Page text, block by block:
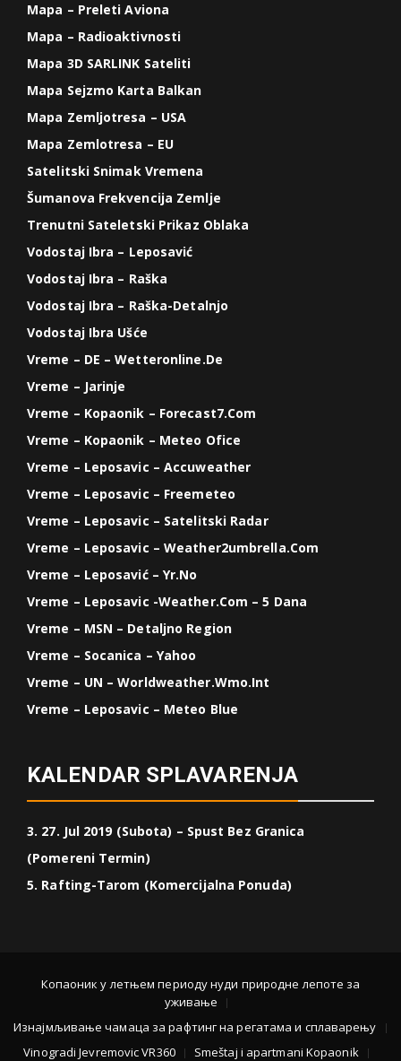
Mapa – Preleti Aviona
Mapa – Radioaktivnosti
Mapa 3D SARLINK Sateliti
Mapa Sejzmo Karta Balkan
Mapa Zemljotresa – USA
Mapa Zemlotresa – EU
Satelitski Snimak Vremena
Šumanova Frekvencija Zemlje
Trenutni Sateletski Prikaz Oblaka
Vodostaj Ibra – Leposavić
Vodostaj Ibra – Raška
Vodostaj Ibra – Raška-Detalnjo
Vodostaj Ibra Ušće
Vreme – DE – Wetteronline.de
Vreme – Jarinje
Vreme – Kopaonik – Forecast7.com
Vreme – Kopaonik – Meteo Ofice
Vreme – Leposavic – Accuweather
Vreme – Leposavic – Freemeteo
Vreme – Leposavic – Satelitski Radar
Vreme – Leposavic – Weather2umbrella.com
Vreme – Leposavić – Yr.no
Vreme – Leposavic -weather.com – 5 Dana
Vreme – MSN – Detaljno Region
Vreme – Socanica – Yahoo
Vreme – UN – Worldweather.wmo.int
Vreme – Leposavic – Meteo Blue
KALENDAR SPLAVARENJA
3. 27. Jul 2019 (Subota) – Spust Bez Granica
(Pomereni Termin)
5. Rafting-Tarom (Komercijalna Ponuda)
Копаоник у летњем периоду нуди природне лепоте за
уживање
Изнајмљивање чамаца за рафтинг на регатама и сплаварењу
Vinogradi Jevremovic VR360
Smeštaj i apartmani Kopaonik